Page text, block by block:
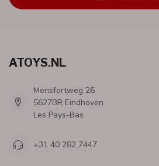
ATOYS.NL
Mensfortweg 26
5627BR Eindhoven
Les Pays-Bas
+31 40 282 7447